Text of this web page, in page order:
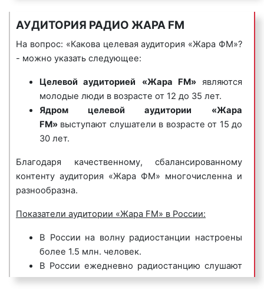
FM»:
6) корпоративные гимны– радиоролики,
представляющие собой песни, иногда до
нескольких минут длиной, состоящие из
нескольких куплетов, прославляющие компанию,
ее бренд, товары, коллектив и т.д. Предназначены
для формирования положительного впечатления у
потенциальных клиентов и покупателей.
Пример корпоративного гимна на радио «Жара
должны стать «Европа Плюс» и радио «Energy».
Территория вещания планируется к расширению.
Радиостанция «Жара FM» вещает в Туапсе в
FM. Радиостанция Жара FM очень популярна не
только среди слушателей, но и среди
рекламодателей в Туапсе и Краснодарском крае.
Сотни успешных собственников бизнеса
ежедневно размещают рекламные ролики именно
АУДИТОРИЯ РАДИО ЖАРА FM
На вопрос: «Какова целевая аудитория «Жара ФМ»?
- можно указать следующее:
Целевой аудиторией «Жара FM»являются
молодые люди в возрасте от 12 до 35 лет.
Ядром целевой аудитории
«Жара
FM» выступают слушатели в возрасте от 15 до
30 лет.
Благодаря качественному, сбалансированному
контенту аудитория «Жара ФМ» многочисленна и
разнообразна.
Показатели аудитории «Жара FM» в России:
В России на волну радиостанции настроены
более 1.5 млн. человек.
В России ежедневно радиостанцию слушают
более 300 тыс. человек.